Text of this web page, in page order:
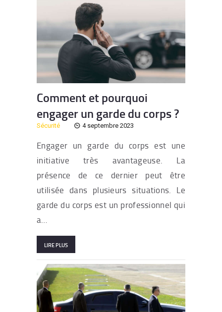
Comment et pourquoi
engager un garde du corps ?
Sécurité 4 septembre 2023
Engager un garde du corps est une
initiative très avantageuse. La
présence de ce dernier peut être
utilisée dans plusieurs situations. Le
garde du corps est un professionnel qui
a…
LIRE PLUS